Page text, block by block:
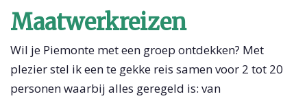
Maatwerkreizen
Wil je Piemonte met een groep ontdekken? Met
plezier stel ik een te gekke reis samen voor 2 tot 20
personen waarbij alles geregeld is: van